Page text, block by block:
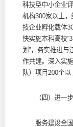
科技型中小企业
机构300家以上
技企业孵化载体
快实施本科高校
划”，务实推进与
作共建。深入实
队）项目200个以
（四）进一步
服务建设全国